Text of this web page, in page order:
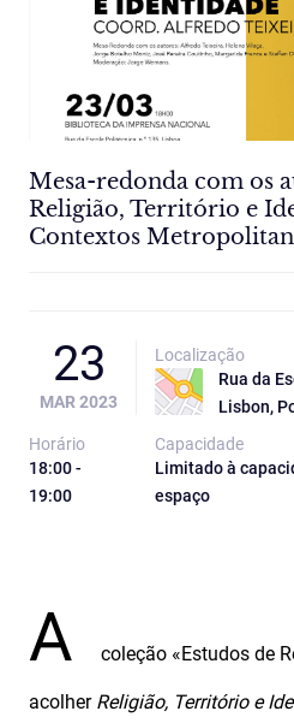
Mesa-redonda com os
Religião, Território e
Contextos
23
MAR 2023
Localização
Rua da
Lisbon,
Horário
18:00 -
19:00
Capacidade
Limitado à
espaço
A coleção «Estudos de
acolher Religião, Território e